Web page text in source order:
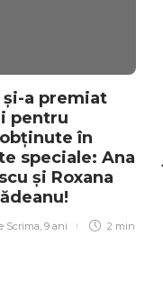
și-a premiat
pentru
în
speciale: Ana
și Roxana
Scrima, 9 ani
2 min